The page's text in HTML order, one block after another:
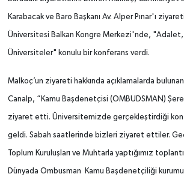
Karabacak ve Baro Başkanı Av. Alper Pınar'ı
Üniversitesi Balkan Kongre Merkezi'nde, "Adalet,
Üniversiteler" konulu bir konferans verdi.
Malkoç’un ziyareti hakkında açıklamalarda
Canalp, “Kamu Başdenetçisi (OMBUDSMAN)
ziyaret etti. Üniversitemizde gerçekleştirdiği
geldi. Sabah saatlerinde bizleri ziyaret ettiler.
Toplum Kuruluşları ve Muhtarla yaptığımız
Dünyada Ombusman Kamu Başdenetçiliği